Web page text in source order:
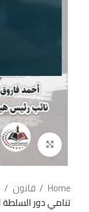
إضغط للتكبير
Home
قانون
تنامي دور السلطة